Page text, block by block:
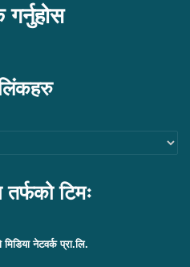
गर्नुहोस
टिमः
नेटवर्क प्रा.लि.